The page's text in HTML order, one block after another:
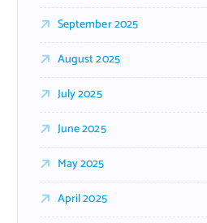
September 2025
August 2025
July 2025
June 2025
May 2025
April 2025